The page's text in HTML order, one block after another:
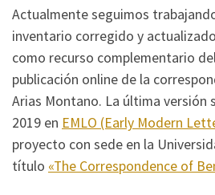
Actualmente seguimos
inventario corregido y
como recurso complementario
publicación online de la
Arias Montano. La última versión
2019 en EMLO (Early Modern
proyecto con sede en la
título «The Correspondence of